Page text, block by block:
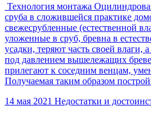
Технология монтажа
сруба в сложившейся практике
свежесрубленные (естественной
уложенные в сруб, бревна в
усадки, теряют часть своей влаги,
под давлением вышележащих
прилегают к соседним венцам,
Получаемая таким образом
14 мая 2021 Недостатки и